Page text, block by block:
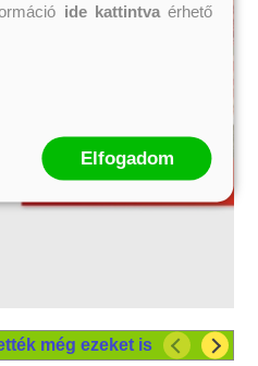
még ezeket is
ide kattintvaérhető
Elfogadom